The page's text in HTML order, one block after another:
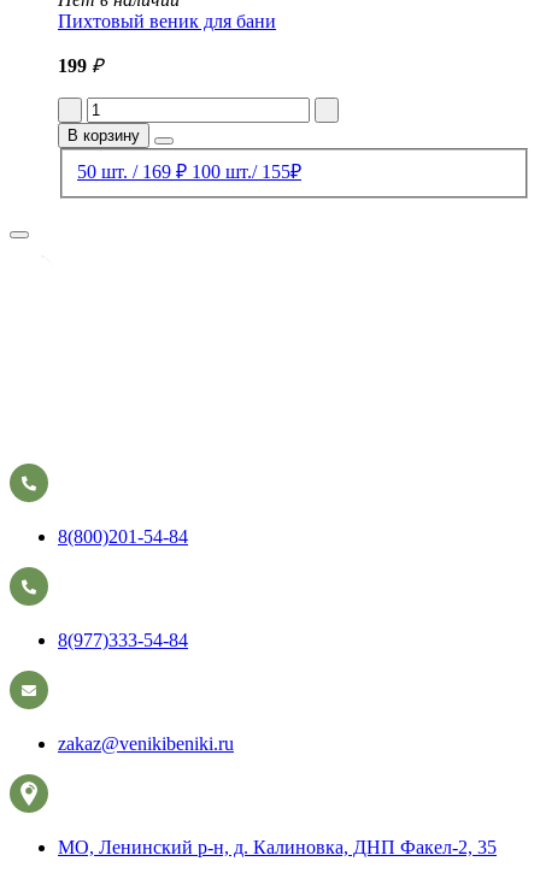
Пихтовый веник для бани
199 ₽
В корзину
50 шт. / 169 ₽ 100 шт./ 155₽
8(800)201-54-84
8(977)333-54-84
zakaz@venikibeniki.ru
МО, Ленинский р-н, д. Калиновка, ДНП Факел-2, 35